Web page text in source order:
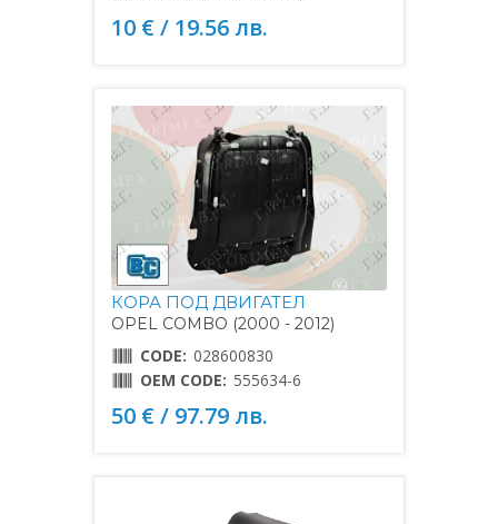
10 € / 19.56 лв.
КОРА ПОД ДВИГАТЕЛ
OPEL COMBO (2000 - 2012)
CODE: 028600830
OEM CODE: 555634-6
50 € / 97.79 лв.